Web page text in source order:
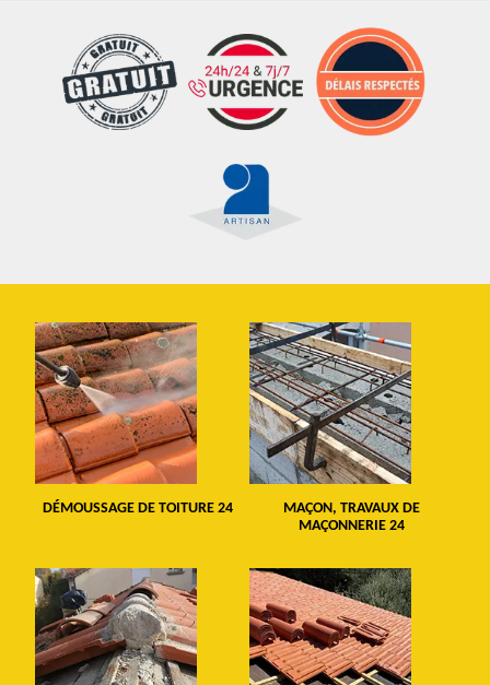
DÉMOUSSAGE DE TOITURE 24
MAÇON, TRAVAUX DE
MAÇONNERIE 24